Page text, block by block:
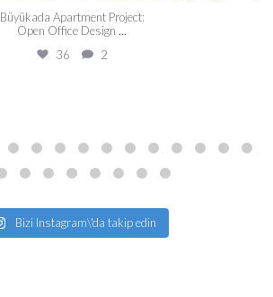
Büyükada Apartment Project:
Open Office Design ...
36
2
Bizi Instagram\'da takip edin